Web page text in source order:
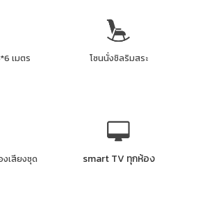
เมตร โซนนั่งชิลริมสระ
งเสียงชุด
smart TV ทุกห้อง